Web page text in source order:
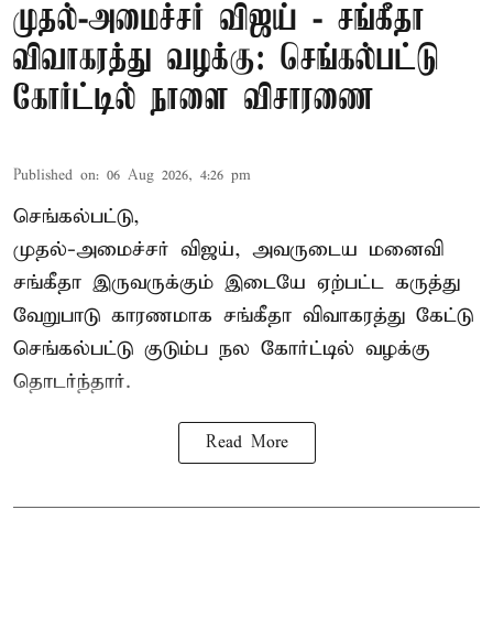
முதல்-அமைச்சர் விஜய் - சங்கீதா
விவாகரத்து வழக்கு: செங்கல்பட்டு
கோர்ட்டில் நாளை விசாரணை
Published on: 06 Aug 2026, 4:26 pm
செங்கல்பட்டு,
முதல்-அமைச்சர் விஜய், அவருடைய மனைவி
சங்கீதா இருவருக்கும் இடையே ஏற்பட்ட கருத்து
வேறுபாடு காரணமாக சங்கீதா விவாகரத்து கேட்டு
செங்கல்பட்டு குடும்ப நல கோர்ட்டில் வழக்கு
தொடர்ந்தார்.
Read More